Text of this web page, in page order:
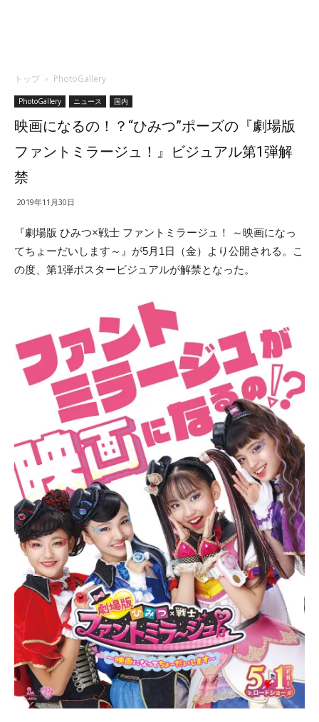
トップ PhotoGallery
PhotoGallery ニュース 国内
映画になるの！？“ひみつ”ポーズの『劇場版
ファントミラージュ！』ビジュアル第1弾解
禁
2019年11月30日
『劇場版 ひみつ×戦士 ファントミラージュ！ ～映画になっ
てちょーだいします～』が5月1日（金）より公開される。こ
の度、第1弾ポスタービジュアルが解禁となった。